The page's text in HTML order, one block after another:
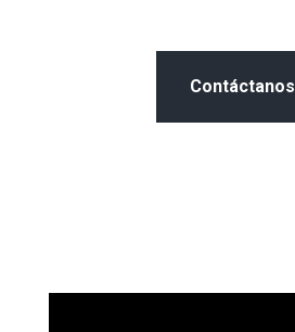
Contáctanos